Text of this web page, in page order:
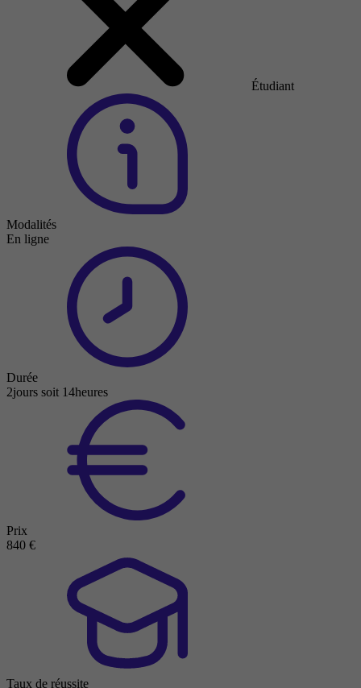
Étudiant
Modalités
En ligne
Durée
2jours soit 14heures
Prix
840 €
Taux de réussite